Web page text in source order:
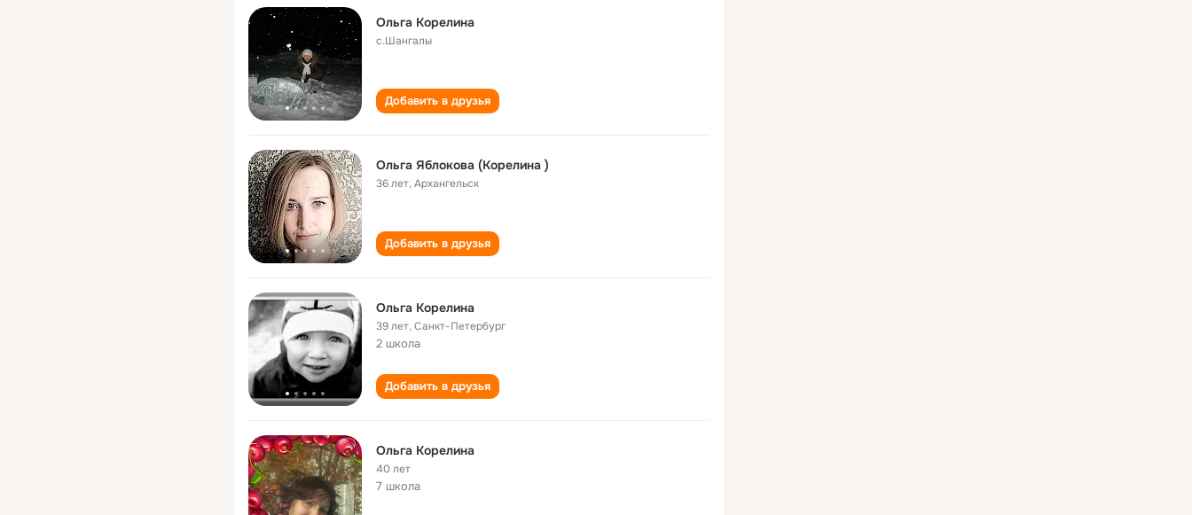
Ольга Корелина
с.Шангалы
Добавить в друзья
Ольга Яблокова (Корелина )
36 лет,Архангельск
Добавить в друзья
Ольга Корелина
39 лет,Санкт-Петербург
2 школа
Добавить в друзья
Ольга Корелина
40 лет
7 школа